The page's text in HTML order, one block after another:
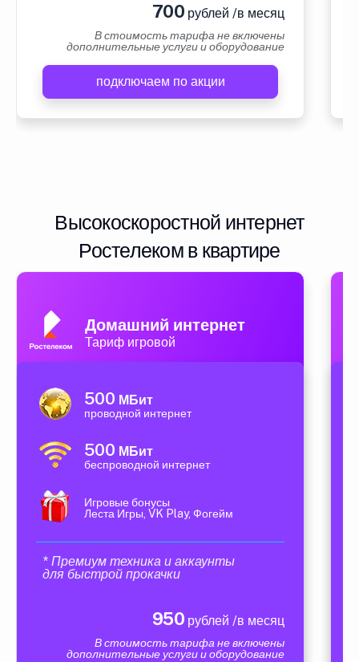
700 рублей /в месяц
В стоимость тарифа не включены
дополнительные услуги и оборудование
подключаем по акции
Высокоскоростной интернет
Ростелеком в квартире
Домашний интернет
Тариф игровой
500 МБит
проводной интернет
500 МБит
беспроводной интернет
Игровые бонусы
Леста Игры, VK Play, Фогейм
* Премиум техника и аккаунты
для быстрой прокачки
950 рублей /в месяц
В стоимость тарифа не включены
дополнительные услуги и оборудование